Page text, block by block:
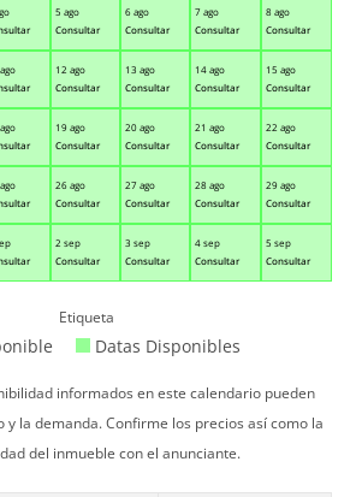
5 ago
Consultar
6 ago
Consultar
7 ago
Consultar
8 ago
Consultar
12 ago
Consultar
13 ago
Consultar
14 ago
Consultar
15 ago
Consultar
19 ago
Consultar
20 ago
Consultar
21 ago
Consultar
22 ago
Consultar
26 ago
Consultar
27 ago
Consultar
28 ago
Consultar
29 ago
Consultar
2 sep
Consultar
3 sep
Consultar
4 sep
Consultar
5 sep
Consultar
Etiqueta
Datas Disponibles
informados en este calendario pueden
y la demanda. Confirme los precios así como la
del inmueble con el anunciante.